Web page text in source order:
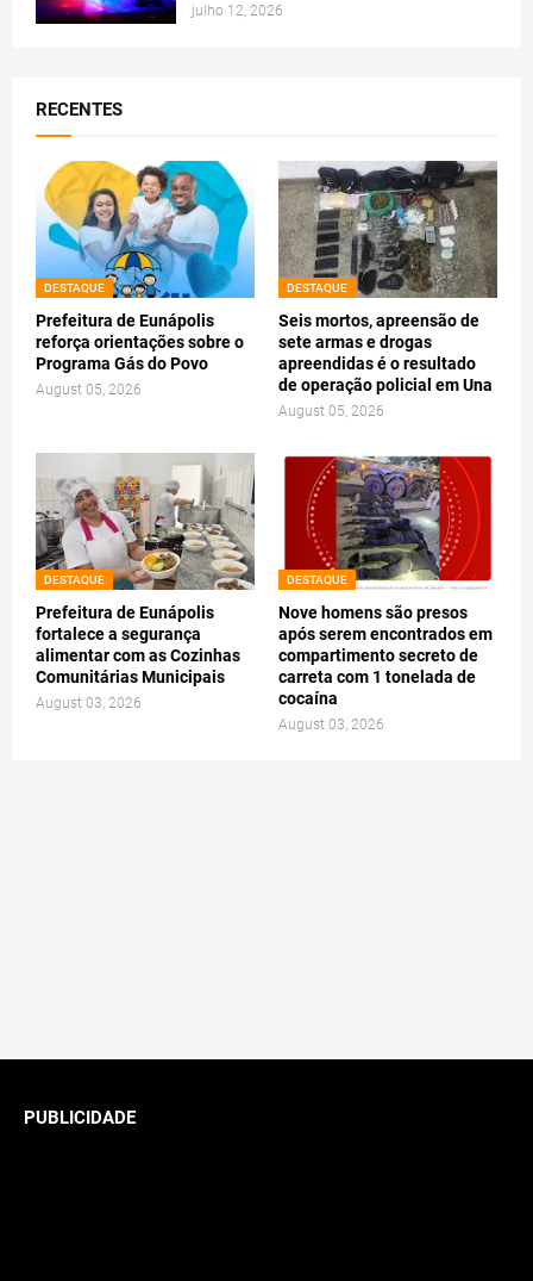
julho 12, 2026
RECENTES
DESTAQUE
Prefeitura de Eunápolis
reforça orientações sobre o
Programa Gás do Povo
August 05, 2026
DESTAQUE
Seis mortos, apreensão de
sete armas e drogas
apreendidas é o resultado
de operação policial em Una
August 05, 2026
DESTAQUE
Prefeitura de Eunápolis
fortalece a segurança
alimentar com as Cozinhas
Comunitárias Municipais
August 03, 2026
DESTAQUE
Nove homens são presos
após serem encontrados em
compartimento secreto de
carreta com 1 tonelada de
cocaína
August 03, 2026
PUBLICIDADE